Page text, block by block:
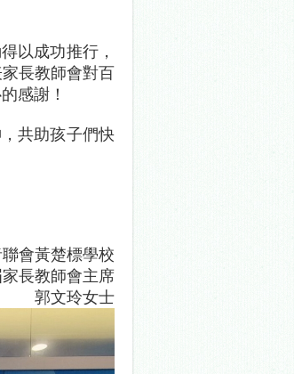
以成功推行，
長教師會對百
感謝！
共助孩子們快
會黃楚標學校
長教師會主席
郭文玲女士